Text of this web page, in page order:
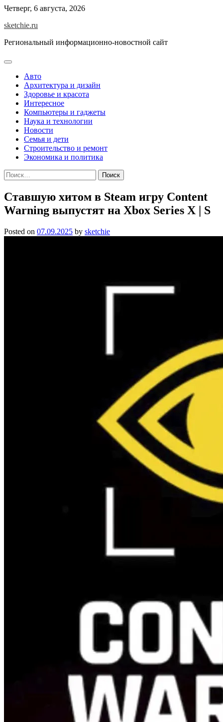
Skip
content
Четверг, 6 августа, 2026
sketchie.ru
Региональный информационно-новостной сайт
Авто
Архитектура и дизайн
Здоровье и красота
Интересное
Компьютеры и гаджеты
Наука и технологии
Новости
Семья и дети
Строительство и ремонт
Экономика и политика
Найти:
Ставшую хитом в Steam игру Content
Warning выпустят на Xbox Series X | S
Posted on 07.09.2025 by sketchie